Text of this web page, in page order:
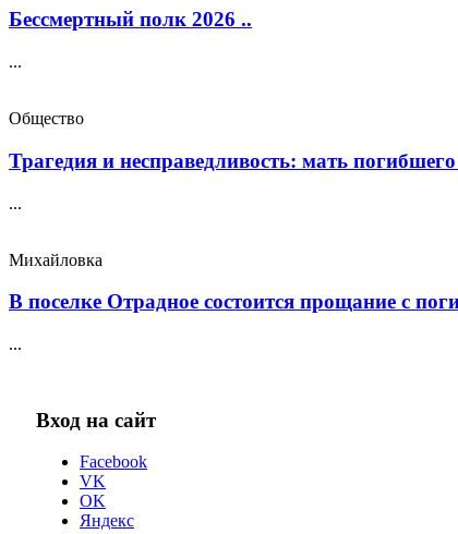
Бессмертный полк 2026 ..
...
Общество
Трагедия и несправедливость: мать погибшего
...
Михайловка
В поселке Отрадное состоится прощание с
...
Вход на сайт
Facebook
VK
OK
Яндекс